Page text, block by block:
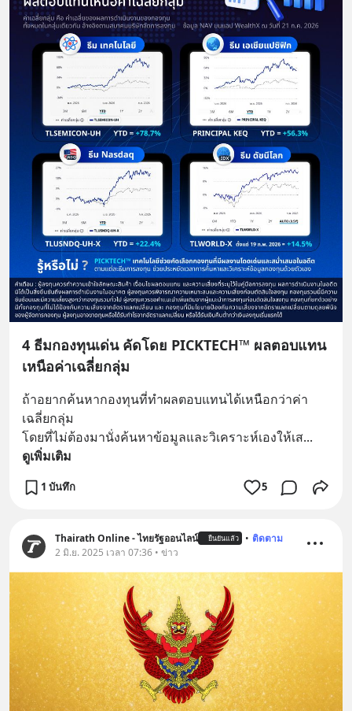
4 ธีมกองทุนเด่น คัดโดย PICKTECH™ ผลตอบแทน
เหนือค่าเฉลี่ยกลุ่ม
ถ้าอยากค้นหากองทุนที่ทำผลตอบแทนได้เหนือกว่าค่า
เฉลี่ยกลุ่ม
โดยที่ไม่ต้องมานั่งค้นหาข้อมูลและวิเคราะห์เองให้เส...
ดูเพิ่มเติม
1 บันทึก 5
Thairath Online - ไทยรัฐออนไลน์ ยืนยันแล้ว • ติดตาม
2 มิ.ย. 2025 เวลา 07:36 • ข่าว